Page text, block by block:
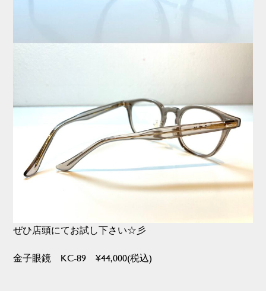
ぜひ店頭にてお試し下さい☆彡
金子眼鏡 KC-89 ¥44,000(税込)